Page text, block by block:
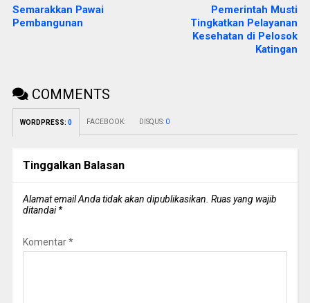
Semarakkan Pawai
Pembangunan
Pemerintah Musti
Tingkatkan Pelayanan
Kesehatan di Pelosok
Katingan
COMMENTS
WORDPRESS: 0 FACEBOOK: DISQUS: 0
Tinggalkan Balasan
Alamat email Anda tidak akan dipublikasikan. Ruas yang wajib
ditandai*
Komentar*